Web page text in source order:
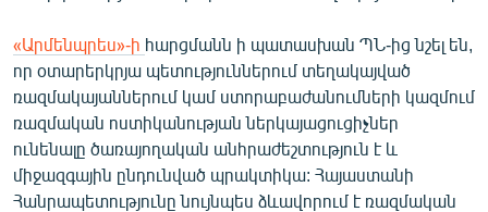
Հայերեն
English
Русский
ՀԵՏԵՎԵՔ ՄԵԶ
«Արմենպրես»-ի հարցմանն ի պատասխան ՊՆ-ից նշել են,
որ օտարերկրյա պետություններում տեղակայված
ռազմակայաններում կամ ստորաբաժանումների կազմում
ռազմական ոստիկանության ներկայացուցիչներ
ունենալը ծառայողական անհրաժեշտություն է և
միջազգային ընդունված պրակտիկա: Հայաստանի
Հանրապետությունը նույնպես ձևավորում է ռազմական